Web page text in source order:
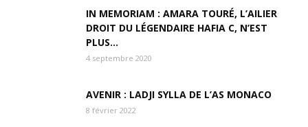
IN MEMORIAM : AMARA TOURÉ, L’AILIER
DROIT DU LÉGENDAIRE HAFIA C, N’EST
PLUS…
4 septembre 2020
AVENIR : LADJI SYLLA DE L’AS MONACO
8 février 2022